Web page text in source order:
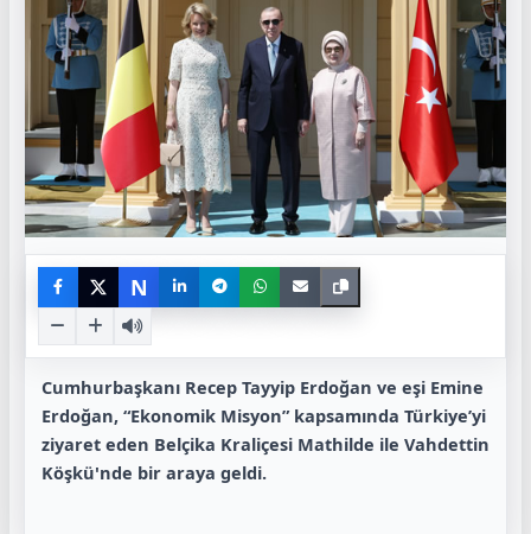
N
Cumhurbaşkanı Recep Tayyip Erdoğan ve eşi Emine
Erdoğan, “Ekonomik Misyon” kapsamında Türkiye’yi
ziyaret eden Belçika Kraliçesi Mathilde ile Vahdettin
Köşkü'nde bir araya geldi.